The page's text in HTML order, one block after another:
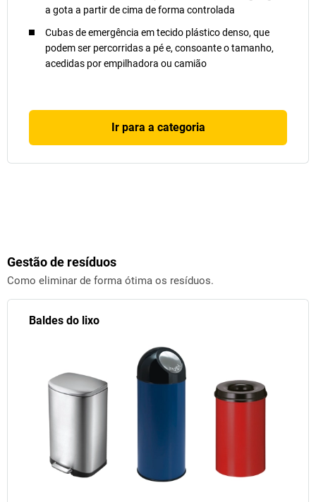
a gota a partir de cima de forma controlada
Cubas de emergência em tecido plástico denso, que
podem ser percorridas a pé e, consoante o tamanho,
acedidas por empilhadora ou camião
Ir para a categoria
Gestão de resíduos
Como eliminar de forma ótima os resíduos.
Baldes do lixo